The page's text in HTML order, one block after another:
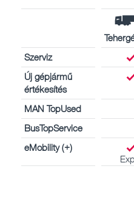
Szerviz
Új gépjármű
értékesítés
MAN TopUsed
BusTopService
eMobility (+)